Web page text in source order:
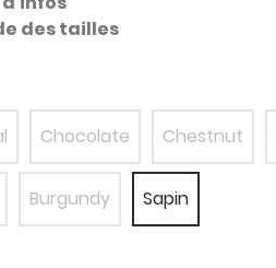
des tailles
Chocolate Chestnut
Burgundy
Sapin